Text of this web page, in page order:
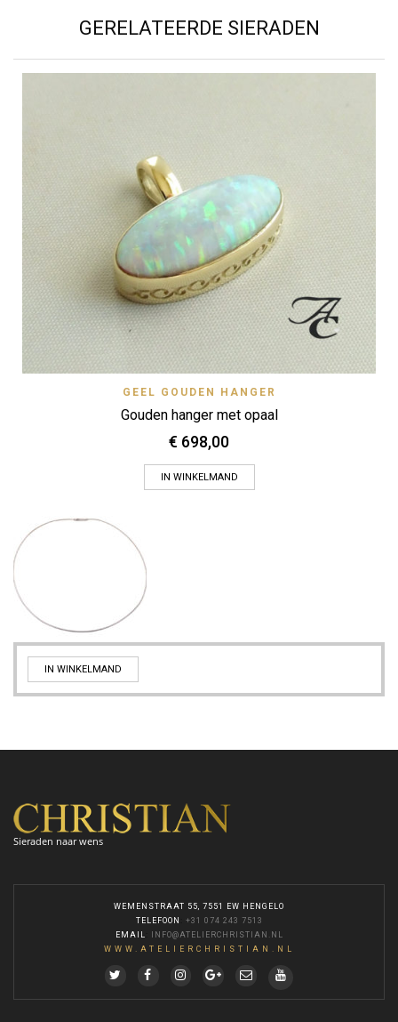
GERELATEERDE SIERADEN
GEEL GOUDEN HANGER
Gouden hanger met opaal
€ 698,00
IN WINKELMAND
IN WINKELMAND
Sieraden naar wens
WEMENSTRAAT 55, 7551 EW HENGELO
TELEFOON
+31 074 243 7513
EMAIL
INFO@ATELIERCHRISTIAN.NL
WWW.ATELIERCHRISTIAN.NL